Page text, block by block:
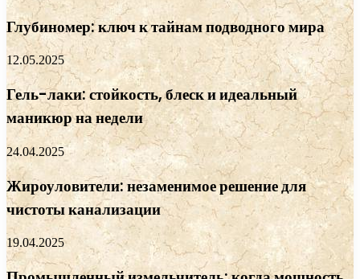
Глубиномер: ключ к тайнам подводного мира
12.05.2025
Гель-лаки: стойкость, блеск и идеальный
маникюр на недели
24.04.2025
Жироуловители: незаменимое решение для
чистоты канализации
19.04.2025